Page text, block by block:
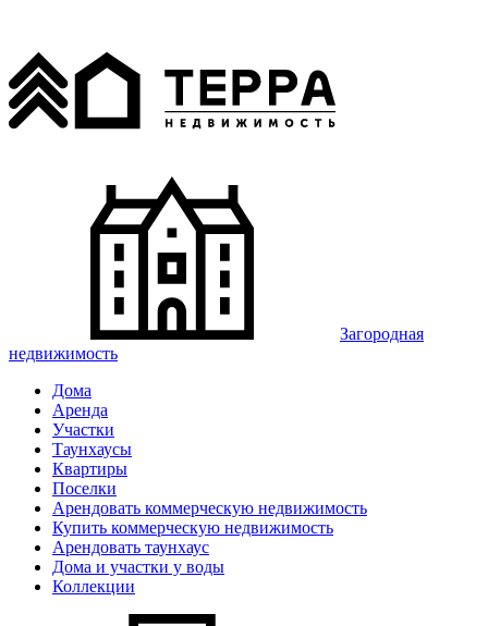
Загородная
недвижимость
Дома
Аренда
Участки
Таунхаусы
Квартиры
Поселки
Арендовать коммерческую недвижимость
Купить коммерческую недвижимость
Арендовать таунхаус
Дома и участки у воды
Коллекции